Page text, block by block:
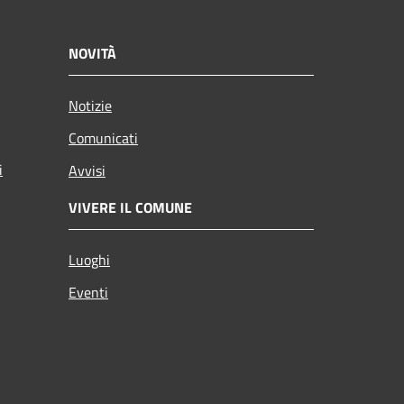
NOVITÀ
Notizie
Comunicati
Avvisi
VIVERE IL COMUNE
Luoghi
Eventi